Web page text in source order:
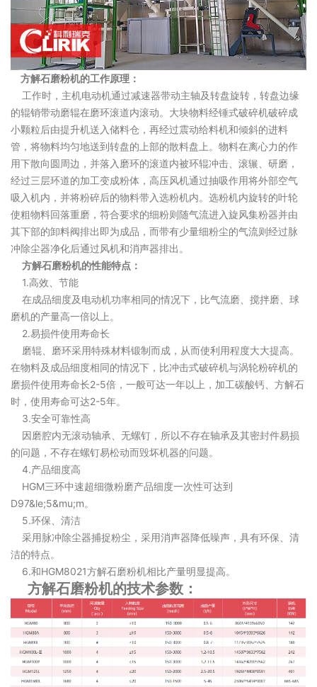
方解石磨粉机的工作原理：
工作时，主机电动机通过减速器带动主轴及转盘旋转，转盘边缘
的辊销带动磨辊在磨环滚道内滚动。大块物料经锤式破碎机破碎成
小颗粒后由提升机送入储料仓，再经过震动给料机和倾斜的进料
管，将物料均匀地送到转盘的上部的散料盘上。物料在离心力的作
用下散向圆周边，并落入磨环的滚道内被环辊冲击、滚辗、研磨，
经过三层环道的加工变成粉体，高压风机通过抽吸作用将外部空气
吸入机内，并将粉碎后的物料带入选粉机内。选粉机内旋转的叶轮
使粗物料回落重磨，符合要求的细粉则随气流进入旋风集粉器并由
其下部的卸料阀排出即为成品，而带有少量细粉尘的气流则经过脉
冲除尘器净化后通过风机和消声器排出。
方解石磨粉机的性能特点：
1.高效、节能
在成品细度及电动机功率相同的情况下，比气流磨、搅拌磨、球
磨机的产量高一倍以上。
2.易损件使用寿命长
磨辊、磨环采用特殊材料锻制而成，从而使利用程度大大提高。
在物料及成品细度相同的情况下，比冲击式破碎机与涡轮粉碎机的
磨损件使用寿命长2-5倍，一般可达一年以上，加工碳酸钙、方解石
时，使用寿命可达2-5年。
3.安全可靠性高
因磨腔内无滚动轴承、无螺钉，所以不存在轴承及其密封件易损
的问题，不存在螺钉易松动而毁坏机器的问题。
4.产品细度高
HGM三环中速超细微粉磨产品细度一次性可达到
D97&le;5&mu;m。
5.环保、清洁
采用脉冲除尘器捕捉粉尘，采用消声器降低噪声，具有环保、清
洁的特点。
6.和HGM8021方解石磨粉机相比产量明显提高。
方解石磨粉机的技术参数：